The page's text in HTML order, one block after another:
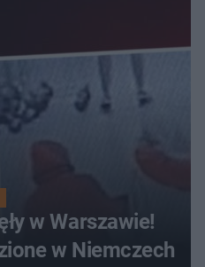
w Warszawie!
w Niemczech